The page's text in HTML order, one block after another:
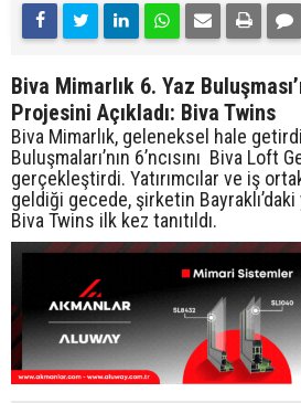
Biva Mimarlık 6. Yaz
Projesini Açıkladı: Biva Twins
Biva Mimarlık, geleneksel hale
Buluşmaları’nın 6’ncısını Biva Loft
gerçekleştirdi. Yatırımcılar ve iş
geldiği gecede, şirketin
Biva Twins ilk kez tanıtıldı.